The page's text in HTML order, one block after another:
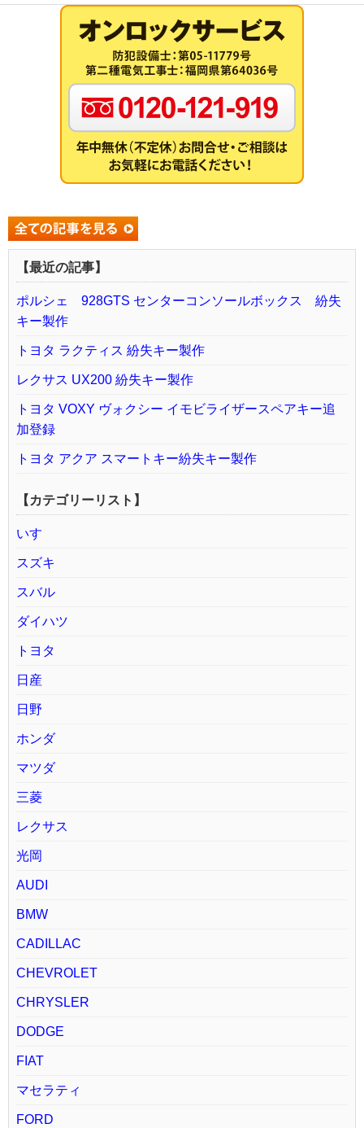
【最近の記事】
ポルシェ 928GTS センターコンソールボックス 紛失
キー製作
トヨタ ラクティス 紛失キー製作
レクサス UX200 紛失キー製作
トヨタ VOXY ヴォクシー イモビライザースペアキー追
加登録
トヨタ アクア スマートキー紛失キー製作
【カテゴリーリスト】
いすゞ
スズキ
スバル
ダイハツ
トヨタ
日産
日野
ホンダ
マツダ
三菱
レクサス
光岡
AUDI
BMW
CADILLAC
CHEVROLET
CHRYSLER
DODGE
FIAT
マセラティ
FORD